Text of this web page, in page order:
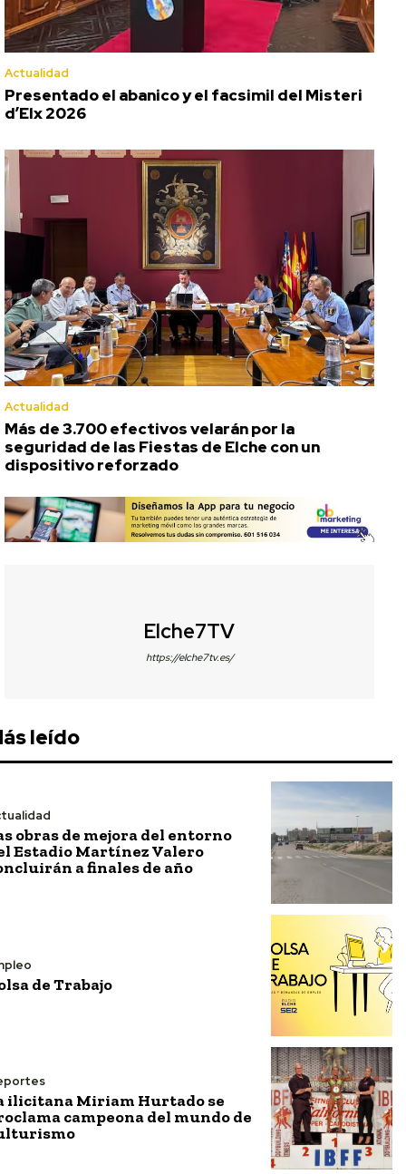
Actualidad
Presentado el abanico y el facsimil del Misteri
d’Elx 2026
Actualidad
Más de 3.700 efectivos velarán por la
seguridad de las Fiestas de Elche con un
dispositivo reforzado
Elche7TV
https://elche7tv.es/
leído
obras de mejora del entorno
Estadio Martínez Valero
a finales de año
de Trabajo
ilicitana Miriam Hurtado se
campeona del mundo de